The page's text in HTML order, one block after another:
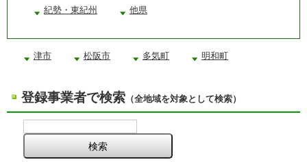
紀勢・東紀州 他県
津市 松阪市 多気町 明和町
登録事業者で検索 （全地域を対象として検索）